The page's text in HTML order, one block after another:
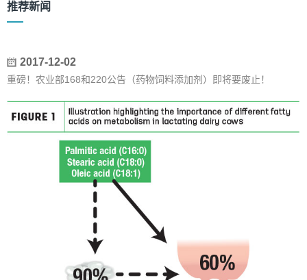
推荐新闻
2017-12-02
重磅！农业部168和220公告（药物饲料添加剂）即将要废止！